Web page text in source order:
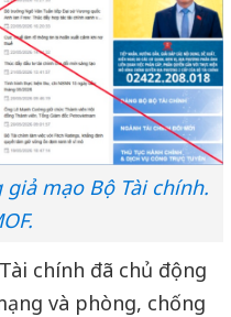
mạo Bộ Tài chính.
chính đã chủ động
và phòng, chống